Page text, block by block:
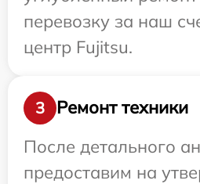
перевозку за наш
центр Fujitsu.
3
Ремонт техники
После детального
предоставим на